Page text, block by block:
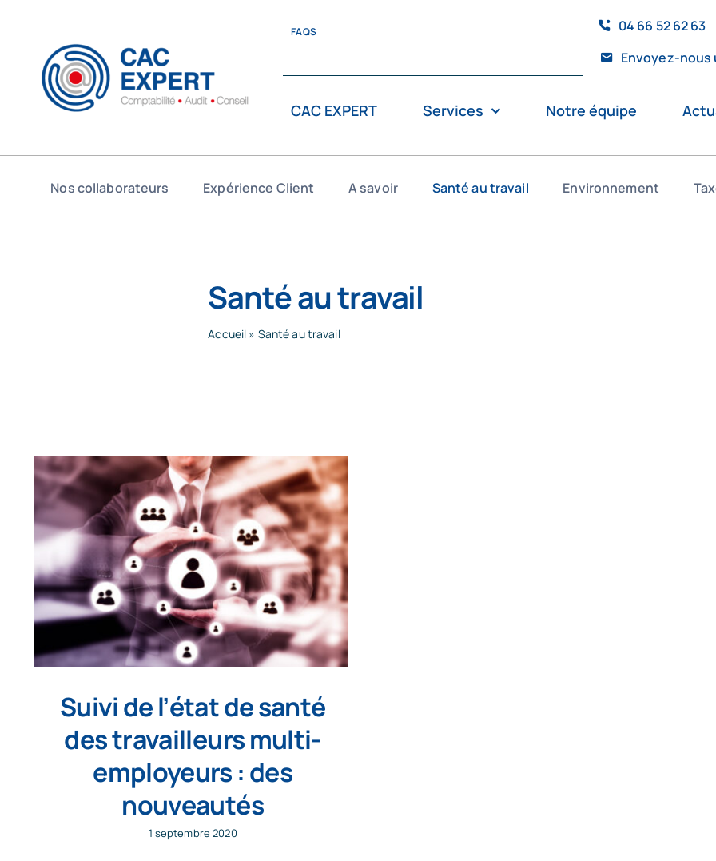
contenu
FAQS
04 66 52 62 63
Envoyez-nous
CAC EXPERT Services Notre équipe
Nos collaborateurs Expérience Client A savoir Santé au travail Environnement
Santé au travail
Accueil » Santé au travail
Suivi de l’état de santé
des travailleurs multi-
employeurs : des
nouveautés
1 septembre 2020